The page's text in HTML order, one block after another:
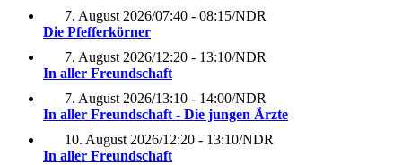
7. August 2026/07:40 - 08:15/NDR
Die Pfefferkörner
7. August 2026/12:20 - 13:10/NDR
In aller Freundschaft
7. August 2026/13:10 - 14:00/NDR
In aller Freundschaft - Die jungen Ärzte
10. August 2026/12:20 - 13:10/NDR
In aller Freundschaft